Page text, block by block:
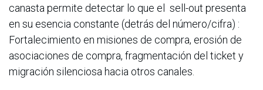
canasta permite detectar lo que el sell-out presenta
en su esencia constante (detrás del número/cifra) :
Fortalecimiento en misiones de compra, erosión de
asociaciones de compra, fragmentación del ticket y
migración silenciosa hacia otros canales.